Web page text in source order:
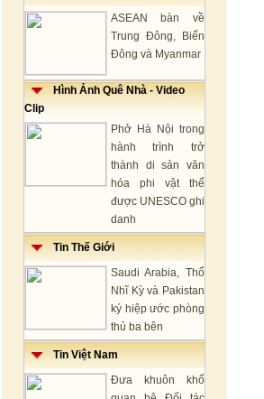
ASEAN bàn về
Trung Đông, Biển
Đông và Myanmar
Hình Ảnh Quê Nhà - Video
Clip
Phở Hà Nội trong
hành trình trở
thành di sản văn
hóa phi vật thể
được UNESCO ghi
danh
Tin Thế Giới
Saudi Arabia, Thổ
Nhĩ Kỳ và Pakistan
ký hiệp ước phòng
thủ ba bên
Tin Việt Nam
Đưa khuôn khổ